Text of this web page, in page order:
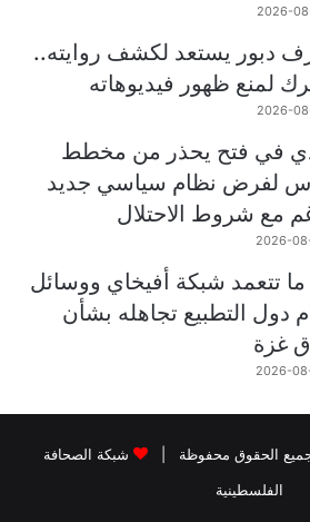
2026-
دبور يستعد لكشف روايته..
لمنع ظهور فيديوهاته
2026-
في فتح يحذر من مخطط
لفرض نظام سياسي جديد
مع شروط الاحتلال
2026-
ما تتعمد شبكة أفيخاي ووسائل
دول التطبيع تجاهله بشأن
غزة
2026-
شبكة الصحافة
الفلسطينية